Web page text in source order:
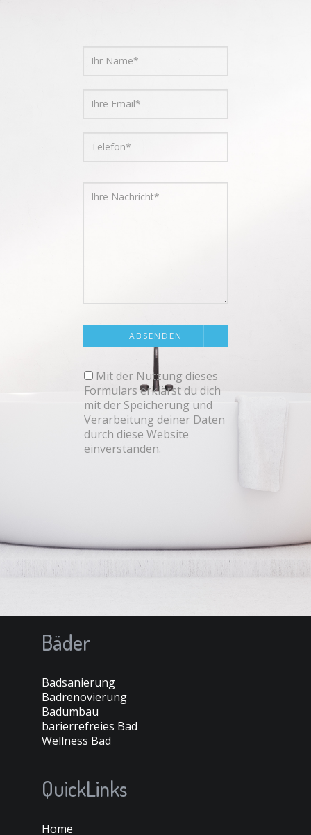
Mit der Nutzung dieses
Formulars erklärst du dich
mit der Speicherung und
Verarbeitung deiner Daten
durch diese Website
einverstanden.
Bäder
Badsanierung
Badrenovierung
Badumbau
barierrefreies Bad
Wellness Bad
QuickLinks
Home